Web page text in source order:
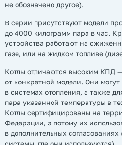
не обозначено другое).
В серии присутствуют модели
до 4000 килограмм пара в час.
устройства работают на
газе, или на жидком топливе
Котлы отличаются высоким КПД
от конкретной модели. Они могут
в системах отопления, а также
пара указанной температуры в
Котлы сертифицированы на
Федерации, а потому их
в дополнительных